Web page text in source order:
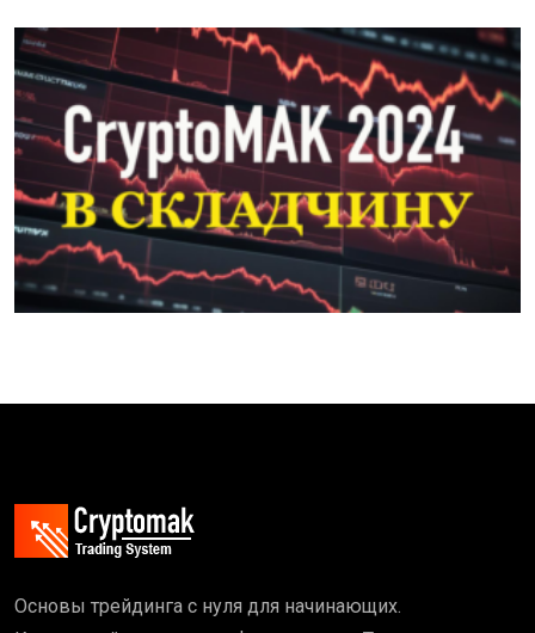
Основы трейдинга с нуля для начинающих.